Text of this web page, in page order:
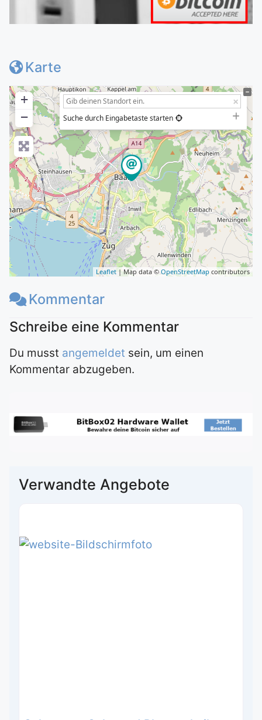
Karte
+
−
Suche durch Eingabetaste starten
Leaflet | Map data © OpenStreetMap contributors
Kommentar
Du musst angemeldet sein, um einen
Kommentar abzugeben.
Verwandte Angebote